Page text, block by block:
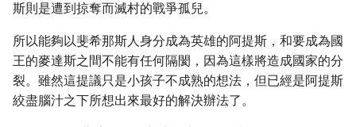
斯則是遭到掠奪而滅村的戰爭孤兒。
所以能夠以斐希那斯人身分成為英雄的阿提斯，和要成為國
王的麥達斯之間不能有任何隔閡，因為這樣將造成國家的分
裂。雖然這提議只是小孩子不成熟的想法，但已經是阿提斯
絞盡腦汁之下所想出來最好的解決辦法了。